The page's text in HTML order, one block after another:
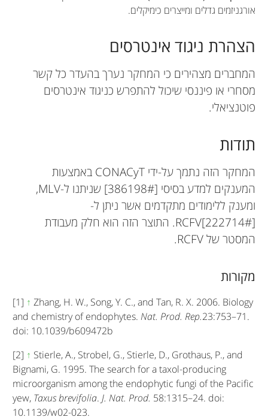
אורגניזמים גדלים ומייצרים כימיקלים.
הצהרת ניגוד אינטרסים
המחברים מצהירים כי המחקר נערך בהעדר כל קשר
מסחרי או פיננסי שיכול להתפרש כניגוד אינטרסים
פוטנציאלי.
תודות
המחקר הזה נתמך על-ידי CONACyT באמצעות
המענקים למדע בסיסי [386198#] שניתנו ל-MLV,
ומענק ללימודים מתקדמים אשר ניתן ל-
RCFV[222714#]. התוצר הזה הוא חלק מעבודת
המסטר של RCFV.
מקורות
[1] ↑ Zhang, H. W., Song, Y. C., and Tan, R. X. 2006. Biology
and chemistry of endophytes.Nat. Prod. Rep.23:753–71.
doi: 10.1039/b609472b
[2] ↑ Stierle, A., Strobel, G., Stierle, D., Grothaus, P., and
Bignami, G. 1995. The search for a taxol-producing
microorganism among the endophytic fungi of the Pacific
yew,Taxus brevifolia.J. Nat. Prod. 58:1315–24. doi:
10.1139/w02-023.